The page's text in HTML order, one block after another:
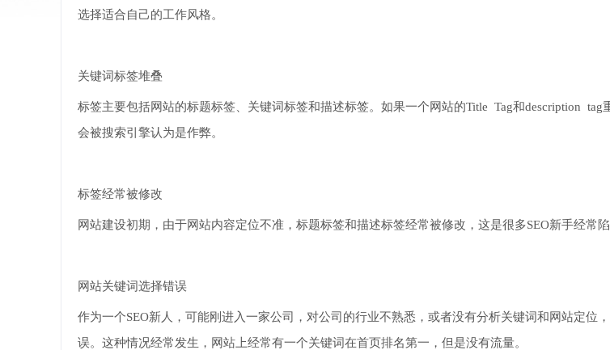
选择适合自己的工作风格。
关键词标签堆叠
标签主要包括网站的标题标签、关键词标签和描述标签。如果一个网站的Title Tag和description tag
会被搜索引擎认为是作弊。
标签经常被修改
网站建设初期，由于网站内容定位不准，标题标签和描述标签经常被修改，这是很多SEO新手经常陷
网站关键词选择错误
作为一个SEO新人，可能刚进入一家公司，对公司的行业不熟悉，或者没有分析关键词和网站定位
误。这种情况经常发生，网站上经常有一个关键词在首页排名第一，但是没有流量。